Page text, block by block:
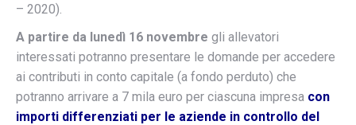
– 2020).
A partire da lunedì 16 novembre gli allevatori
interessati potranno presentare le domande per accedere
ai contributi in conto capitale (a fondo perduto) che
potranno arrivare a 7 mila euro per ciascuna impresa con
importi differenziati per le aziende in controllo del